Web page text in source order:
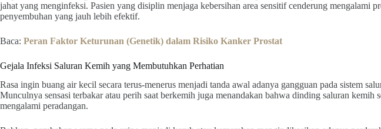
jahat yang menginfeksi. Pasien yang disiplin menjaga kebersihan area sensitif cenderung mengalami
penyembuhan yang jauh lebih efektif.
Baca: Peran Faktor Keturunan (Genetik) dalam Risiko Kanker Prostat
Gejala Infeksi Saluran Kemih yang Membutuhkan Perhatian
Rasa ingin buang air kecil secara terus-menerus menjadi tanda awal adanya gangguan pada sistem
Munculnya sensasi terbakar atau perih saat berkemih juga menandakan bahwa dinding saluran kemih
mengalami peradangan.